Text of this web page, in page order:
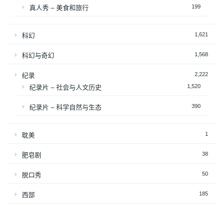
真人秀 – 美食和旅行 199
科幻 1,621
科幻与奇幻 1,568
纪录 2,222
纪录片 – 社会与人文历史 1,520
纪录片 – 科学自然与生态 390
耽美 1
肥皂剧 38
脱口秀 50
西部 185